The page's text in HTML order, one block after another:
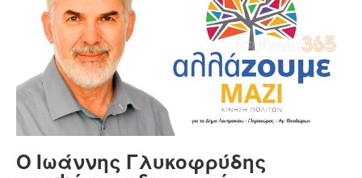
Ο Ιωάννης Γλυκοφρύδης